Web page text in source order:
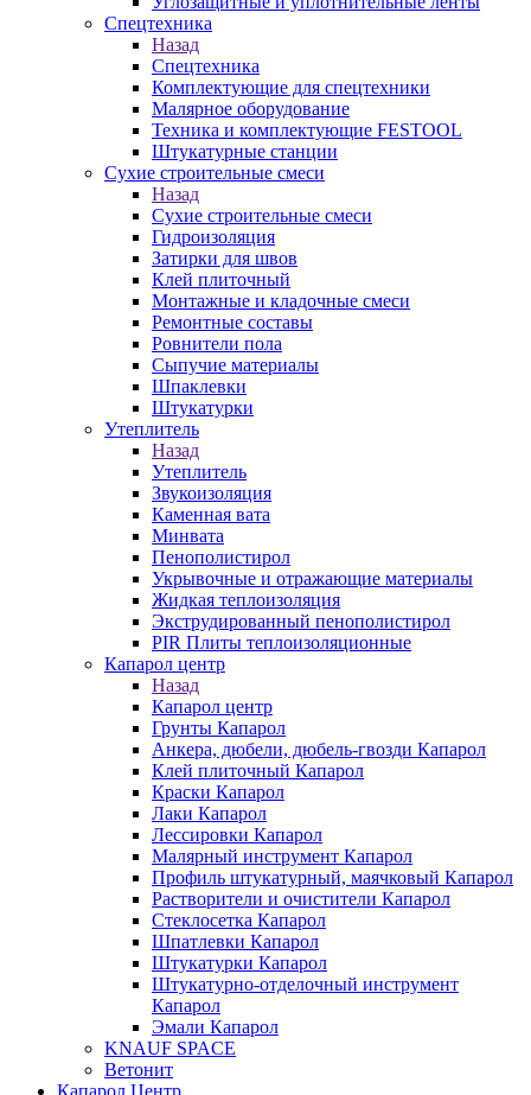
Спецтехника
Назад
Спецтехника
Комплектующие для спецтехники
Малярное оборудование
Техника и комплектующие FESTOOL
Штукатурные станции
Сухие строительные смеси
Назад
Сухие строительные смеси
Гидроизоляция
Затирки для швов
Клей плиточный
Монтажные и кладочные смеси
Ремонтные составы
Ровнители пола
Сыпучие материалы
Шпаклевки
Штукатурки
Утеплитель
Назад
Утеплитель
Звукоизоляция
Каменная вата
Минвата
Пенополистирол
Укрывочные и отражающие материалы
Жидкая теплоизоляция
Экструдированный пенополистирол
PIR Плиты теплоизоляционные
Капарол центр
Назад
Капарол центр
Грунты Капарол
Анкера, дюбели, дюбель-гвозди Капарол
Клей плиточный Капарол
Краски Капарол
Лаки Капарол
Лессировки Капарол
Малярный инструмент Капарол
Профиль штукатурный, маячковый Капарол
Растворители и очистители Капарол
Cтеклосетка Капарол
Шпатлевки Капарол
Штукатурки Капарол
Штукатурно-отделочный инструмент
Капарол
Эмали Капарол
KNAUF SPACE
Ветонит
Капарол Центр